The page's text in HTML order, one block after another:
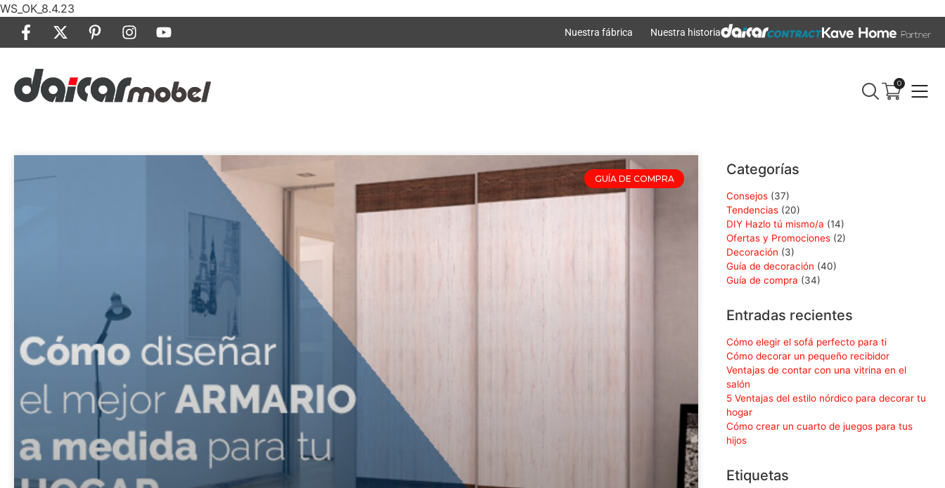
WS_OK_8.4.23
Nuestra fábrica Nuestra historia
0
GUÍA DE COMPRA
Categorías
Consejos (37)
Tendencias (20)
DIY Hazlo tú mismo/a (14)
Ofertas y Promociones (2)
Decoración (3)
Guía de decoración (40)
Guía de compra (34)
Entradas recientes
Cómo elegir el sofá perfecto para ti
Cómo decorar un pequeño recibidor
Ventajas de contar con una vitrina en el
salón
5 Ventajas del estilo nórdico para decorar tu
hogar
Cómo crear un cuarto de juegos para tus
hijos
Etiquetas